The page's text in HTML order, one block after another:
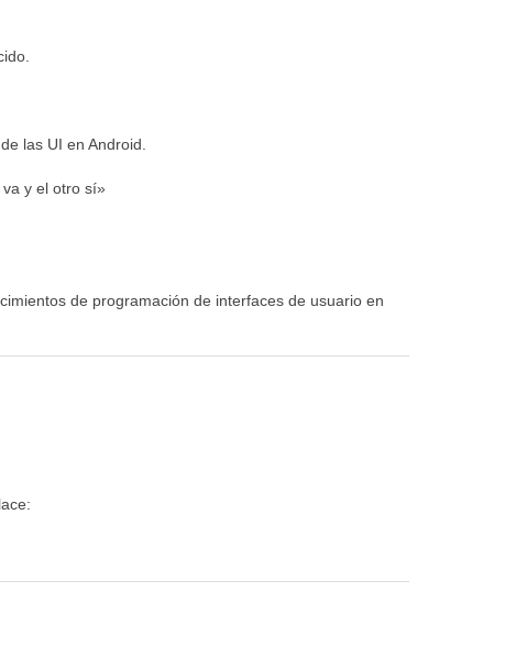
las UI en Android.
y el otro sí»
de programación de interfaces de usuario en